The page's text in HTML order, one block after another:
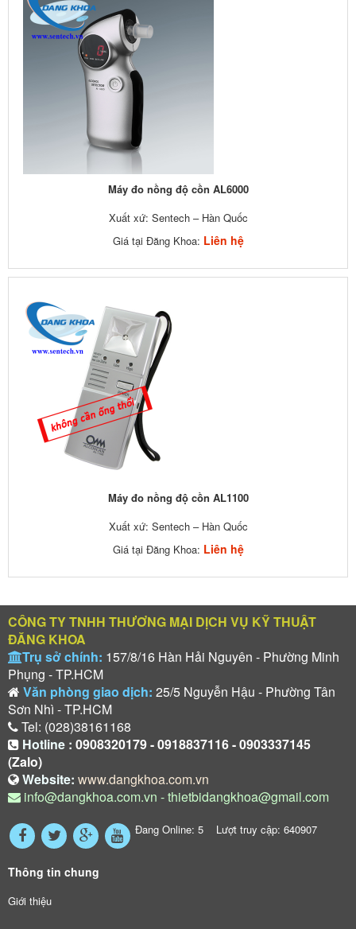
Máy đo nồng độ cồn AL6000
Xuất xứ: Sentech – Hàn Quốc
Giá tại Đăng Khoa: Liên hệ
Máy đo nồng độ cồn AL1100
Xuất xứ: Sentech – Hàn Quốc
Giá tại Đăng Khoa: Liên hệ
CÔNG TY TNHH THƯƠNG MẠI DỊCH VỤ KỸ THUẬT
ĐĂNG KHOA
Trụ sở chính: 157/8/16 Hàn Hải Nguyên - Phường Minh
Phụng - TP.HCM
Văn phòng giao dịch: 25/5 Nguyễn Hậu - Phường Tân
Sơn Nhì - TP.HCM
Tel: (028)38161168
Hotline : 0908320179 - 0918837116 - 0903337145
(Zalo)
Website: www.dangkhoa.com.vn
info@dangkhoa.com.vn - thietbidangkhoa@gmail.com
Đang Online: 5 Lượt truy cập: 640907
Thông tin chung
Giới thiệu